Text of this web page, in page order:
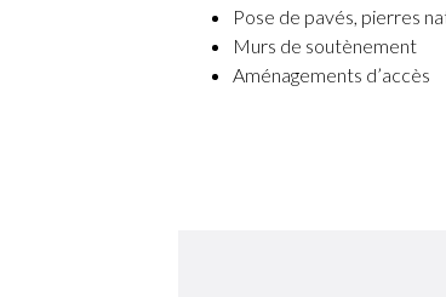
Pose de pavés, pierres
Murs de soutènement
Aménagements d’accès